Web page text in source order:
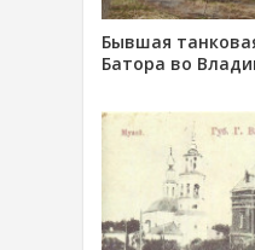
Бывшая
Батора во